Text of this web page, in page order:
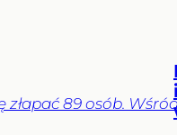
89 osób.